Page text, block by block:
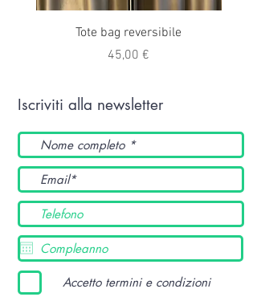
Tote bag reversibile
Prezzo
45,00 €
Iscriviti alla newsletter
Accetto termini e condizioni